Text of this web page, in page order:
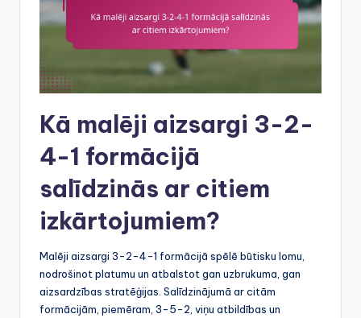
Kā malēji aizsargi 3-2-
4-1 formācijā
salīdzinās ar citiem
izkārtojumiem?
Malēji aizsargi 3-2-4-1 formācijā spēlē būtisku lomu,
nodrošinot platumu un atbalstot gan uzbrukuma, gan
aizsardzības stratēģijas. Salīdzinājumā ar citām
formācijām, piemēram, 3-5-2, viņu atbildības un